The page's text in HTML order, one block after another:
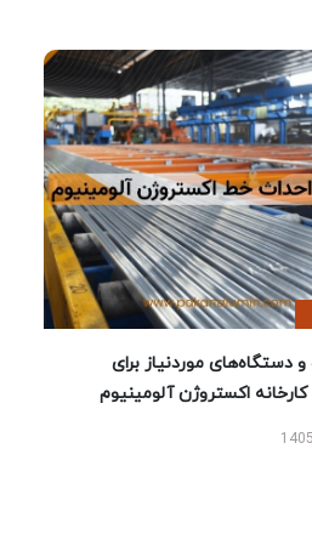
دستگاه‌های موردنیاز برای
کارخانه اکستروژن آلومینیوم